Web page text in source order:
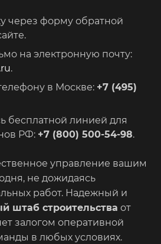
через форму обратной
на электронную почту:
.
в Москве: +7 (495)
бесплатной линией для
РФ: +7 (800) 500-54-98.
управление вашим
не дожидаясь
работ. Надежный и
штаб строительства от
залогом оперативной
в любых условиях.